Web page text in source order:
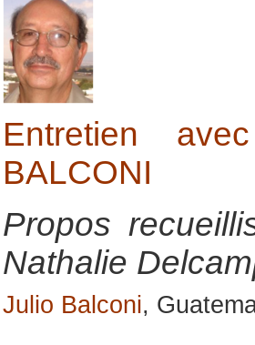
Entretien
BALCONI
Propos
Nathalie
Julio Balconi,